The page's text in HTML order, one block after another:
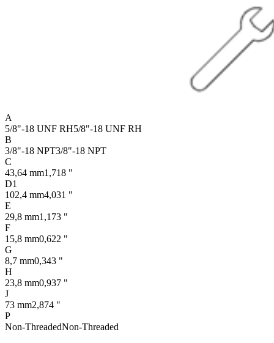
A
5/8"-18 UNF RH5/8"-18 UNF RH
B
3/8"-18 NPT3/8"-18 NPT
C
43,64 mm1,718 "
D1
102,4 mm4,031 "
E
29,8 mm1,173 "
F
15,8 mm0,622 "
G
8,7 mm0,343 "
H
23,8 mm0,937 "
J
73 mm2,874 "
P
Non-ThreadedNon-Threaded